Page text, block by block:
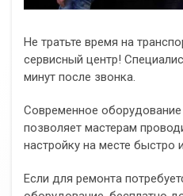
Не тратьте время на
сервисный центр!
минут после звонка.
Современное
позволяет мастерам
настройку на месте быстро
Если для ремонта